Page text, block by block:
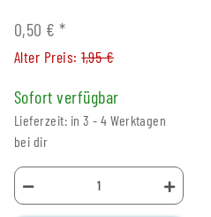
0,50 €*
Alter Preis:1,95 €
Sofort verfügbar
Lieferzeit: in 3 - 4 Werktagen
bei dir